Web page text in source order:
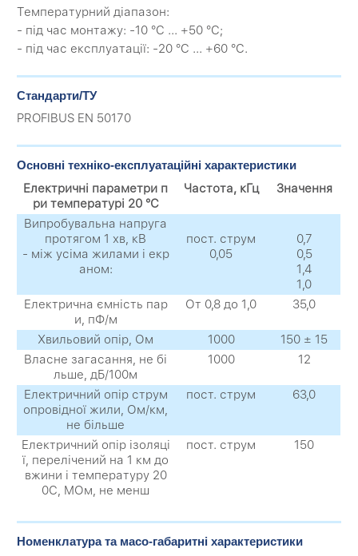
Температурний діапазон:
- під час монтажу: -10 °C ... +50 °C;
- під час експлуатації: -20 °C ... +60 °C.
Стандарти/ТУ
PROFIBUS EN 50170
Основні техніко-експлуатаційні характеристики
Електричні параметри п
ри температурі 20 °C
Частота, кГц Значення
Випробувальна напруга
протягом 1 хв, кВ
- між усіма жилами і екр
аном:
пост. струм
0,05
0,7
0,5
1,4
1,0
Електрична ємність пар
и, пФ/м
От 0,8 до 1,0 35,0
Хвильовий опір, Ом 1000
150 ± 15
Власне загасання, не бі
льше, дБ/100м
1000 12
Електричний опір струм
опровідної жили, Ом/км,
не більше
пост. струм 63,0
Електричний опір ізоляці
ї, перелічений на 1 км до
вжини і температуру 20
0С, МОм, не менш
пост. струм 150
Номенклатура та масо-габаритні характеристики